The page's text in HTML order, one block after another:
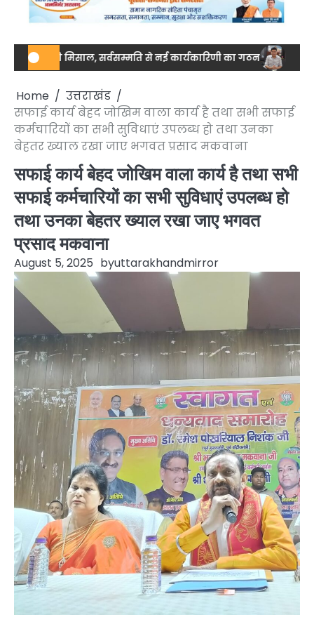
मिसाल, सर्वसम्मति से नई कार्यकारिणी का गठन नेशनल स्तर पर
Home
उत्तराखंड
सफाई कार्य बेहद जोखिम वाला कार्य है तथा सभी सफाई
कर्मचारियों का सभी सुविधाएं उपलब्ध हो तथा उनका
बेहतर ख्याल रखा जाए भगवत प्रसाद मकवाना
सफाई कार्य बेहद जोखिम वाला कार्य है तथा सभी
सफाई कर्मचारियों का सभी सुविधाएं उपलब्ध हो
तथा उनका बेहतर ख्याल रखा जाए भगवत
प्रसाद मकवाना
August 5, 2025 byuttarakhandmirror